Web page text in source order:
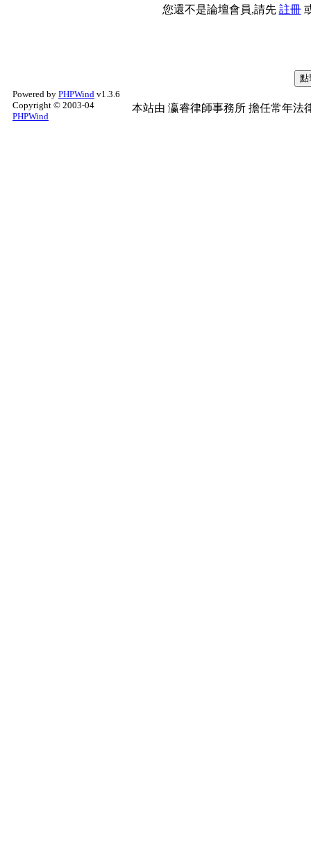
您還不是論壇會員,請先 註冊
Powered by PHPWind v1.3.6
Copyright © 2003-04
PHPWind
本站由 瀛睿律師事務所 擔任常年法